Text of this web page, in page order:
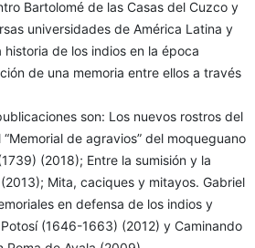
Bartolomé de las Casas del Cuzco y
universidades de América Latina y
historia de los indios en la época
de una memoria entre ellos a través
son: Los nuevos rostros del
de agravios” del moqueguano
(2018); Entre la sumisión y la
Mita, caciques y mitayos. Gabriel
en defensa de los indios y
(1646-1663) (2012) y Caminando